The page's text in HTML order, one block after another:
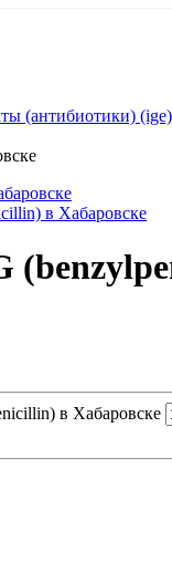
(антибиотики) (ige)
в Хабаровске
в Хабаровске